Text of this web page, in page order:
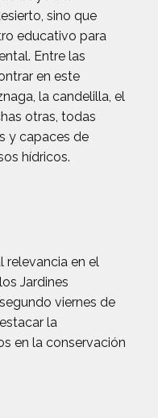
sino que
educativo para
Entre las
en este
la candelilla, el
otras, todas
y capaces de
hídricos.
relevancia en el
Jardines
viernes de
la
en la conservación